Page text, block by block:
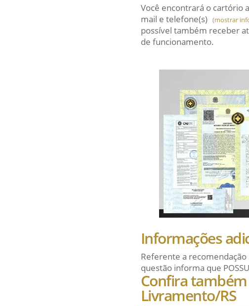
Você encontrará o cartório
mail e telefone(s) (mostrar
possível também receber
de funcionamento.
Informações
Referente a
questão informa que
Confira
Livramento/RS